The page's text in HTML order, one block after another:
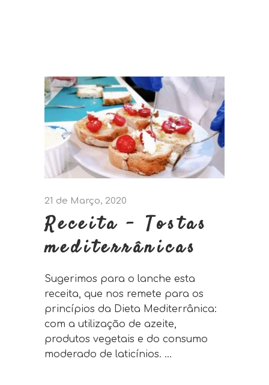
21 de Março, 2020
Receita – Tostas
mediterrânicas
Sugerimos para o lanche esta
receita, que nos remete para os
princípios da Dieta Mediterrânica:
com a utilização de azeite,
produtos vegetais e do consumo
moderado de laticínios.